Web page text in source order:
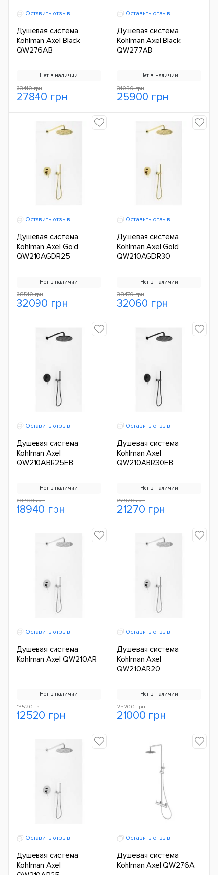
Оставить отзыв
Душевая система
Kohlman Axel Black
QW276AB
Нет в наличии
33410 грн
27840 грн
Оставить отзыв
Душевая система
Kohlman Axel Black
QW277AB
Нет в наличии
31080 грн
25900 грн
Оставить отзыв
Душевая система
Kohlman Axel Gold
QW210AGDR25
Нет в наличии
38510 грн
32090 грн
Оставить отзыв
Душевая система
Kohlman Axel Gold
QW210AGDR30
Нет в наличии
38470 грн
32060 грн
Оставить отзыв
Душевая система
Kohlman Axel
QW210ABR25EB
Нет в наличии
20460 грн
18940 грн
Оставить отзыв
Душевая система
Kohlman Axel
QW210ABR30EB
Нет в наличии
22970 грн
21270 грн
Оставить отзыв
Душевая система
Kohlman Axel QW210AR
Нет в наличии
13520 грн
12520 грн
Оставить отзыв
Душевая система
Kohlman Axel
QW210AR20
Нет в наличии
25200 грн
21000 грн
Оставить отзыв
Душевая система
Kohlman Axel
Оставить отзыв
Душевая система
Kohlman Axel QW276A